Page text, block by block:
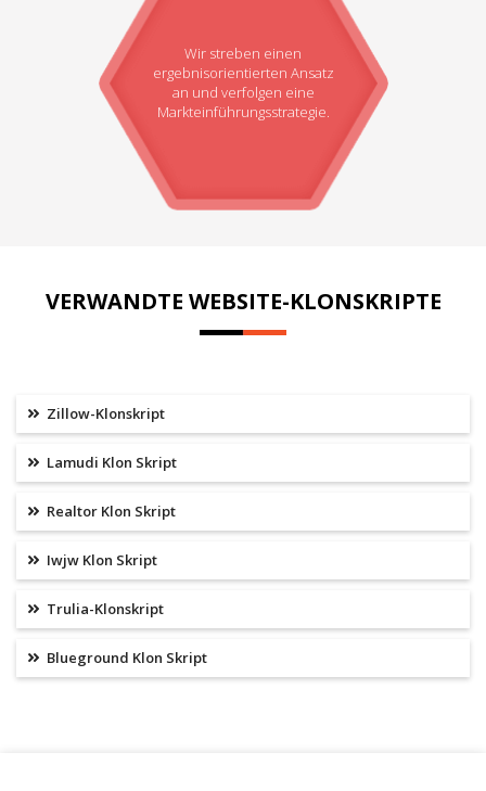
Wir streben einen
ergebnisorientierten Ansatz
an und verfolgen eine
Markteinführungsstrategie.
VERWANDTE WEBSITE-KLONSKRIPTE
Zillow-Klonskript
Lamudi Klon Skript
Realtor Klon Skript
Iwjw Klon Skript
Trulia-Klonskript
Blueground Klon Skript